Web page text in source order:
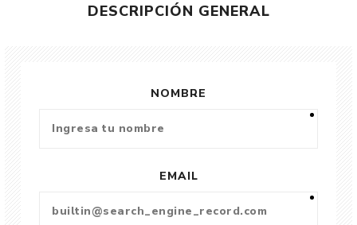
DESCRIPCIÓN GENERAL
NOMBRE
EMAIL